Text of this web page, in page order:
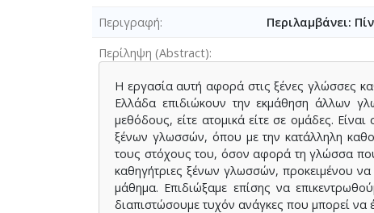
Περιγραφή
Περιλαμβάνει:
Περίληψη (Abstract)
Η εργασία αυτή αφορά στις ξένες γλώσσες
Ελλάδα επιδιώκουν την εκμάθηση άλλων
μεθόδους, είτε ατομικά είτε σε ομάδες.
ξένων γλωσσών, όπου με την κατάλληλη
τους στόχους του, όσον αφορά τη γλώσσα που
καθηγήτριες ξένων γλωσσών, προκειμένου
μάθημα. Επιδιώξαμε επίσης να
διαπιστώσουμε τυχόν ανάγκες που μπορεί να